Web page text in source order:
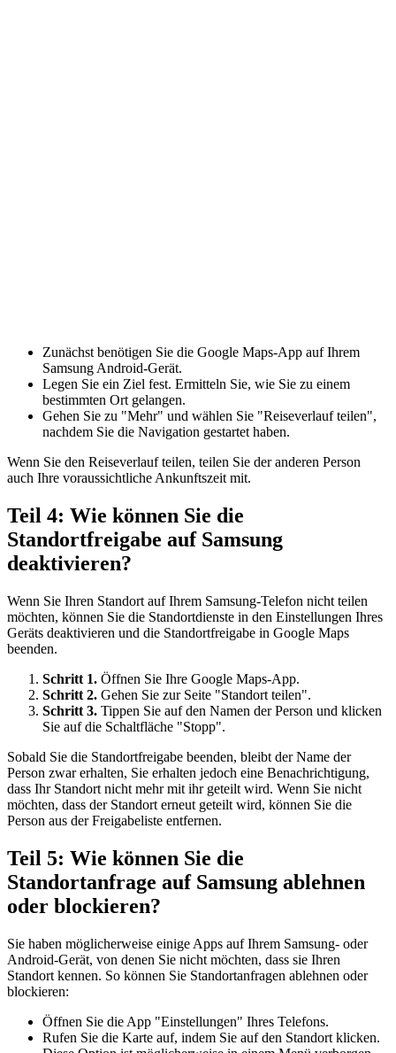
Zunächst benötigen Sie die Google Maps-App auf Ihrem
Samsung Android-Gerät.
Legen Sie ein Ziel fest. Ermitteln Sie, wie Sie zu einem
bestimmten Ort gelangen.
Gehen Sie zu "Mehr" und wählen Sie "Reiseverlauf teilen",
nachdem Sie die Navigation gestartet haben.
Wenn Sie den Reiseverlauf teilen, teilen Sie der anderen Person
auch Ihre voraussichtliche Ankunftszeit mit.
Teil 4: Wie können Sie die
Standortfreigabe auf Samsung
deaktivieren?
Wenn Sie Ihren Standort auf Ihrem Samsung-Telefon nicht teilen
möchten, können Sie die Standortdienste in den Einstellungen Ihres
Geräts deaktivieren und die Standortfreigabe in Google Maps
beenden.
Schritt 1. Öffnen Sie Ihre Google Maps-App.
Schritt 2. Gehen Sie zur Seite "Standort teilen".
Schritt 3. Tippen Sie auf den Namen der Person und klicken
Sie auf die Schaltfläche "Stopp".
Sobald Sie die Standortfreigabe beenden, bleibt der Name der
Person zwar erhalten, Sie erhalten jedoch eine Benachrichtigung,
dass Ihr Standort nicht mehr mit ihr geteilt wird. Wenn Sie nicht
möchten, dass der Standort erneut geteilt wird, können Sie die
Person aus der Freigabeliste entfernen.
Teil 5: Wie können Sie die
Standortanfrage auf Samsung ablehnen
oder blockieren?
Sie haben möglicherweise einige Apps auf Ihrem Samsung- oder
Android-Gerät, von denen Sie nicht möchten, dass sie Ihren
Standort kennen. So können Sie Standortanfragen ablehnen oder
blockieren:
Öffnen Sie die App "Einstellungen" Ihres Telefons.
Rufen Sie die Karte auf, indem Sie auf den Standort klicken.